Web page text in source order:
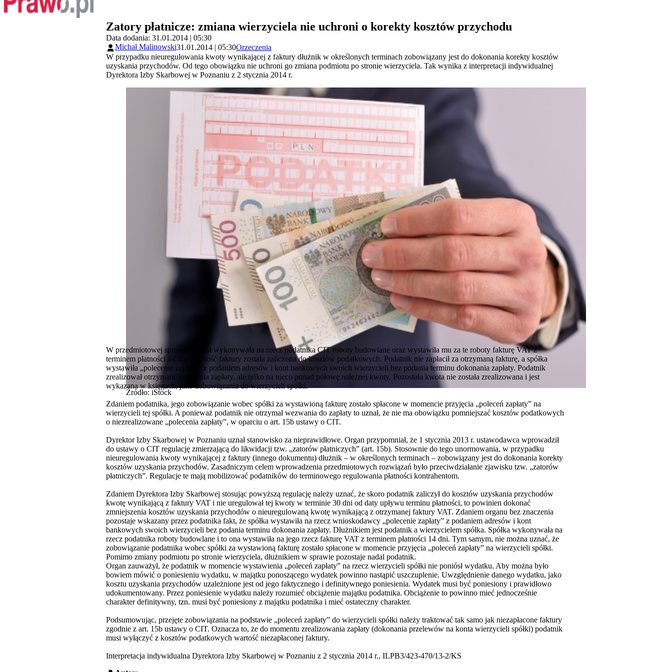
Zatory płatnicze: zmiana wierzyciela nie uchroni o korekty kosztów przychodu
Data dodania: 31.01.2014 | 05:30
Michał Malinowski31.01.2014 | 05:30Orzeczenia
W przypadku nieuregulowania kwoty wynikającej z faktury dłużnik w określonych terminach zobowiązany jest do dokonania korekty kosztów
uzyskania przychodów. Od tego obowiązku nie uchroni go zmiana podmiotu po stronie wierzyciela. Tak wynika z interpretacji indywidualnej
Dyrektora Izby Skarbowej w Poznaniu z 2 stycznia 2014 r.
Źródło: iStock
W przedmiotowej sprawie spółka wykonywała na rzecz podatnika CIT roboty budowlane oraz wystawiła mu za te roboty fakturę VAT z
terminem płatności 14 dni. Wartość faktury została zaliczona do kosztów podatkowych. Podatnik nie zapłacił za otrzymaną fakturę, a spółka
wystawiła „polecenie zapłaty” z podaniem adresów i kont bankowych swoich wierzycieli bez podania terminu dokonania zapłaty. Podatnik
zrealizował otrzymane polecenia zapłaty, ale tylko na nieco ponad połowę należnej kwoty. Pozostała kwota nie została zrealizowana i jest
wykazana w księgach, jako zobowiązania do wierzycieli spółki.
Zdaniem podatnika, jego zobowiązanie wobec spółki za wystawioną fakturę zostało spłacone w momencie przyjęcia „poleceń zapłaty” na
wierzycieli tej spółki. A ponieważ podatnik nie otrzymał wezwania do zapłaty to uznał, że nie ma obowiązku pomniejszać kosztów podatkowych
o niezrealizowane „polecenia zapłaty”, w oparciu o art. 15b ustawy o CIT.
Dyrektor Izby Skarbowej w Poznaniu uznał stanowisko za nieprawidłowe. Organ przypomniał, że 1 stycznia 2013 r. ustawodawca wprowadził
do ustawy o CIT regulację zmierzającą do likwidacji tzw. „zatorów płatniczych” (art. 15b). Stosownie do tego unormowania, w przypadku
nieuregulowania kwoty wynikającej z faktury (innego dokumentu) dłużnik – w określonych terminach – zobowiązany jest do dokonania korekty
kosztów uzyskania przychodów. Zasadniczym celem wprowadzenia przedmiotowych rozwiązań było przeciwdziałanie zjawisku tzw. „zatorów
płatniczych”. Regulacje te mają mobilizować podatników do terminowego regulowania płatności kontrahentom.
Zdaniem Dyrektora Izby Skarbowej stosując powyższą regulację należy uznać, że skoro podatnik zaliczył do kosztów uzyskania przychodów
kwotę wynikającą z faktury VAT i nie uregulował tej kwoty w terminie 30 dni od daty upływu terminu płatności, to powinien dokonać
zmniejszenia kosztów uzyskania przychodów o nieuregulowaną kwotę wynikającą z otrzymanej faktury VAT. Zdaniem organu bez znaczenia
pozostaje wskazany przez podatnika fakt, że spółka wystawiła na rzecz wnioskodawcy „polecenie zapłaty” z podaniem adresów i kont
bankowych swoich wierzycieli bez podania terminu dokonania zapłaty. Dłużnikiem jest podatnik a wierzycielem spółka. Spółka wykonywała na
rzecz podatnika roboty budowlane i to ona wystawiła na jego rzecz fakturę VAT z terminem płatności 14 dni. Tym samym, nie można uznać, że
zobowiązanie podatnika wobec spółki za wystawioną fakturę zostało spłacone w momencie przyjęcia „poleceń zapłaty” na wierzycieli spółki.
Pomimo zmiany podmiotu po stronie wierzyciela, dłużnikiem w sprawie pozostaje nadal podatnik.
Organ zauważył, że podatnik w momencie wystawienia „poleceń zapłaty” na rzecz wierzycieli spółki nie poniósł wydatku. Aby można było
bowiem mówić o poniesieniu wydatku, w majątku ponoszącego wydatek powinno nastąpić uszczuplenie. Uwzględnienie danego wydatku, jako
kosztu uzyskania przychodów uzależnione jest od jego faktycznego i definitywnego poniesienia. Wydatek musi być poniesiony i prawidłowo
udokumentowany. Przez poniesienie wydatku należy rozumieć obciążenie majątku podatnika. Obciążenie to powinno mieć jednocześnie
charakter definitywny, tzn. musi być poniesiony z majątku podatnika i mieć ostateczny charakter.
Podsumowując, przejęte zobowiązania na podstawie „poleceń zapłaty” do wierzycieli spółki należy traktować tak samo jak niezapłacone faktury
zgodnie z art. 15b ustawy o CIT. Oznacza to, że do momentu zrealizowania zapłaty (dokonania przelewów na konta wierzycieli spółki) podatnik
musi wyłączyć z kosztów podatkowych wartość niezapłaconej faktury.
Interpretacja indywidualna Dyrektora Izby Skarbowej w Poznaniu z 2 stycznia 2014 r., ILPB3/423-470/13-2/KS